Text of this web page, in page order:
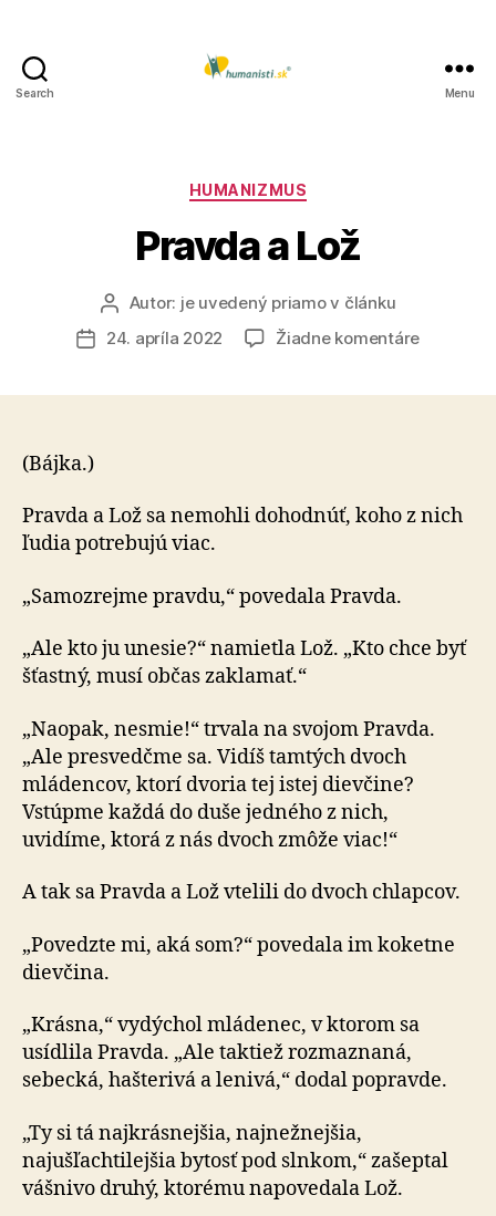
Search Menu
Kategórie
HUMANIZMUS
Pravda a Lož
Autor
článku
Autor: je uvedený priamo v článku
Dátum
24. apríla 2022 Žiadne komentárena
(Bájka.)
Pravda a Lož sa nemohli dohodnúť, koho z nich
ľudia potrebujú viac.
„Samozrejme pravdu,“ povedala Pravda.
„Ale kto ju unesie?“ namietla Lož. „Kto chce byť
šťastný, musí občas zaklamať.“
„Naopak, nesmie!“ trvala na svojom Pravda.
„Ale presvedčme sa. Vidíš tamtých dvoch
mládencov, ktorí dvoria tej istej dievčine?
Vstúpme každá do duše jedného z nich,
uvidíme, ktorá z nás dvoch zmôže viac!“
A tak sa Pravda a Lož vtelili do dvoch chlapcov.
„Povedzte mi, aká som?“ povedala im koketne
dievčina.
„Krásna,“ vydýchol mládenec, v ktorom sa
usídlila Pravda. „Ale taktiež rozmaznaná,
sebecká, hašterivá a lenivá,“ dodal popravde.
„Ty si tá najkrásnejšia, najnežnejšia,
najušľachtilejšia bytosť pod slnkom,“ zašeptal
vášnivo druhý, ktorému napovedala Lož.